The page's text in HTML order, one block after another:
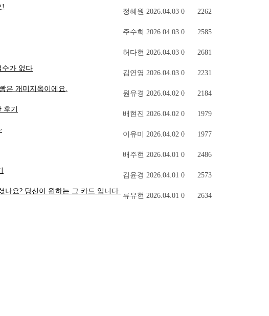
!
정혜원 2026.04.03 0 2262
주수희 2026.04.03 0 2585
허다현 2026.04.03 0 2681
수가 없다
김연영 2026.04.03 0 2231
은 개미지옥이에요.
원유경 2026.04.02 0 2184
후기
배현진 2026.04.02 0 1979
이유미 2026.04.02 0 1977
배주현 2026.04.01 0 2486
김윤경 2026.04.01 0 2573
나요? 당신이 원하는 그 카드 입니다.
류유현 2026.04.01 0 2634